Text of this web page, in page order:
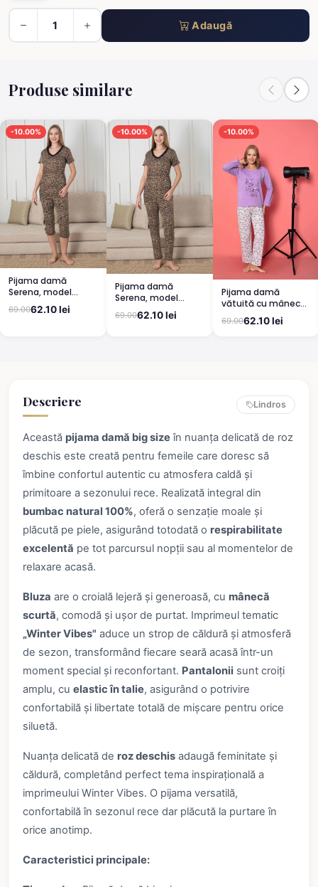
Adaugă
Produse similare
-10.00%
Pijama damă
Serena, model
leopard, mânecă
scurtă, pantaloni
69.0062.10 lei
-10.00%
Pijama damă
Serena, model
leopard, mânecă
scurtă, pantaloni
69.0062.10 lei
-10.00%
Pijama damă
vătuită cu mânecă
lungă și pantaloni
lungi din bumbac,
69.0062.10 lei
Descriere Lindros
Această pijama damă big sizeîn nuanța delicată de roz
deschis este creată pentru femeile care doresc să
îmbine confortul autentic cu atmosfera caldă și
primitoare a sezonului rece. Realizată integral din
bumbac natural 100%, oferă o senzație moale și
plăcută pe piele, asigurând totodată o respirabilitate
excelentă pe tot parcursul nopții sau al momentelor de
relaxare acasă.
Bluza are o croială lejeră și generoasă, cu mânecă
scurtă, comodă și ușor de purtat. Imprimeul tematic
„Winter Vibes" aduce un strop de căldură și atmosferă
de sezon, transformând fiecare seară acasă într-un
moment special și reconfortant. Pantalonii sunt croiți
amplu, cuelastic în talie, asigurând o potrivire
confortabilă și libertate totală de mișcare pentru orice
siluetă.
Nuanța delicată de roz deschis adaugă feminitate și
căldură, completând perfect tema inspirațională a
imprimeului Winter Vibes. O pijama versatilă,
confortabilă în sezonul rece dar plăcută la purtare în
orice anotimp.
Caracteristici principale: